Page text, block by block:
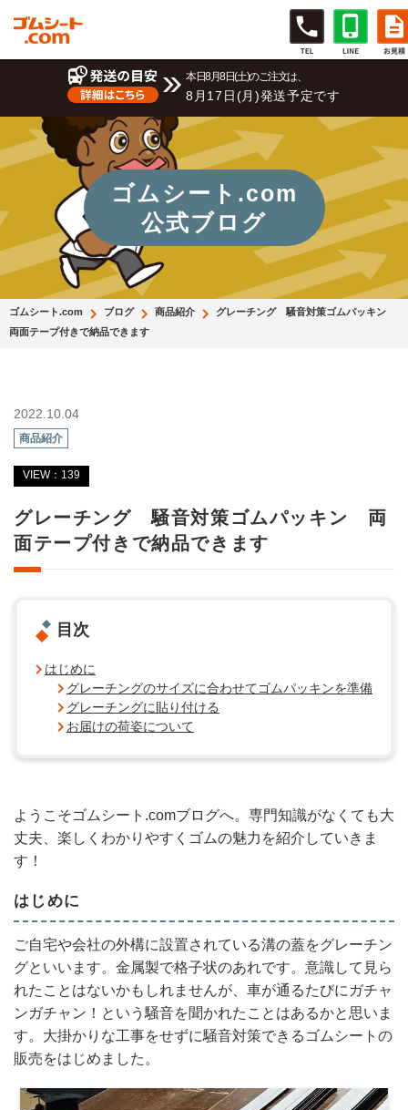
本日8月8日(土)のご注文は、
8月17日(月)発送予定です
ゴムシート.com
公式ブログ
ゴムシート.com ブログ 商品紹介
グレーチング 騒音対策ゴムパッキン
両面テープ付きで納品できます
2022.10.04
商品紹介
VIEW：139
グレーチング 騒音対策ゴムパッキン 両
面テープ付きで納品できます
目次
はじめに
グレーチングのサイズに合わせてゴムパッキンを準備
グレーチングに貼り付ける
お届けの荷姿について
ようこそゴムシート.comブログへ。専門知識がなくても大
丈夫、楽しくわかりやすくゴムの魅力を紹介していきま
す！
はじめに
ご自宅や会社の外構に設置されている溝の蓋をグレーチン
グといいます。金属製で格子状のあれです。意識して見ら
れたことはないかもしれませんが、車が通るたびにガチャ
ンガチャン！という騒音を聞かれたことはあるかと思いま
す。大掛かりな工事をせずに騒音対策できるゴムシートの
販売をはじめました。